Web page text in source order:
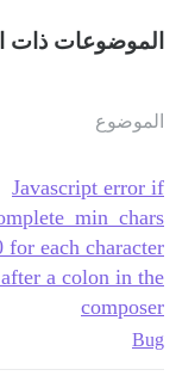
الموضوعات ذات
الموضوع
Javascript error if
for each character
a colon in the
composer
Bug